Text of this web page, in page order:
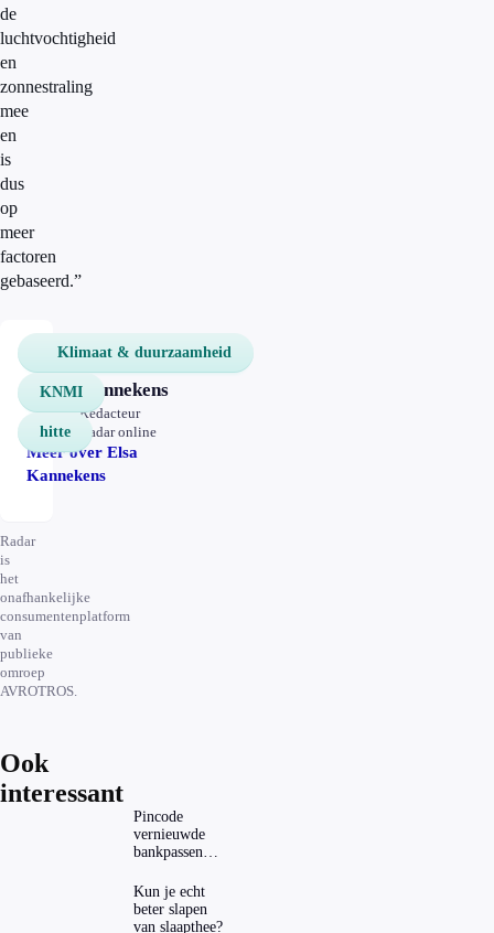
de
luchtvochtigheid
en
zonnestraling
mee
en
is
dus
op
meer
factoren
gebaseerd.”
Elsa
Kannekens
Redacteur
Radar online
Meer over Elsa
Kannekens
Radar
is
het
onafhankelijke
consumentenplatform
van
publieke
omroep
AVROTROS.
Klimaat & duurzaamheid
KNMI
hitte
Ook
interessant
Pincode
vernieuwde
bankpassen
ING-app: is dat
wel veilig?
Kun je echt
beter slapen
van slaapthee?